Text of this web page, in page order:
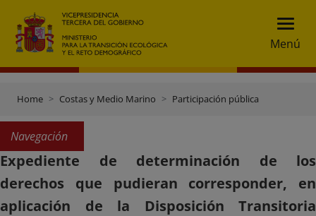
Menú
Home Costas y Medio Marino Participación pública
Navegación
Expediente de determinación de los
derechos que pudieran corresponder, en
aplicación de la Disposición Transitoria